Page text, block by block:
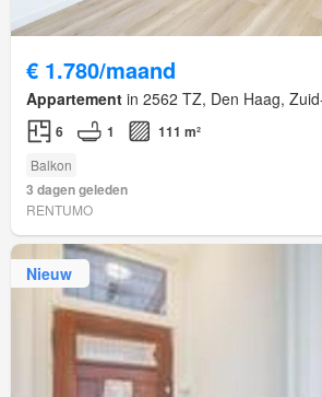
€ 1.780/maand
Appartement in 2562 TZ, Den Haag,
6 1 111 m²
Balkon
3 dagen geleden
RENTUMO
Nieuw